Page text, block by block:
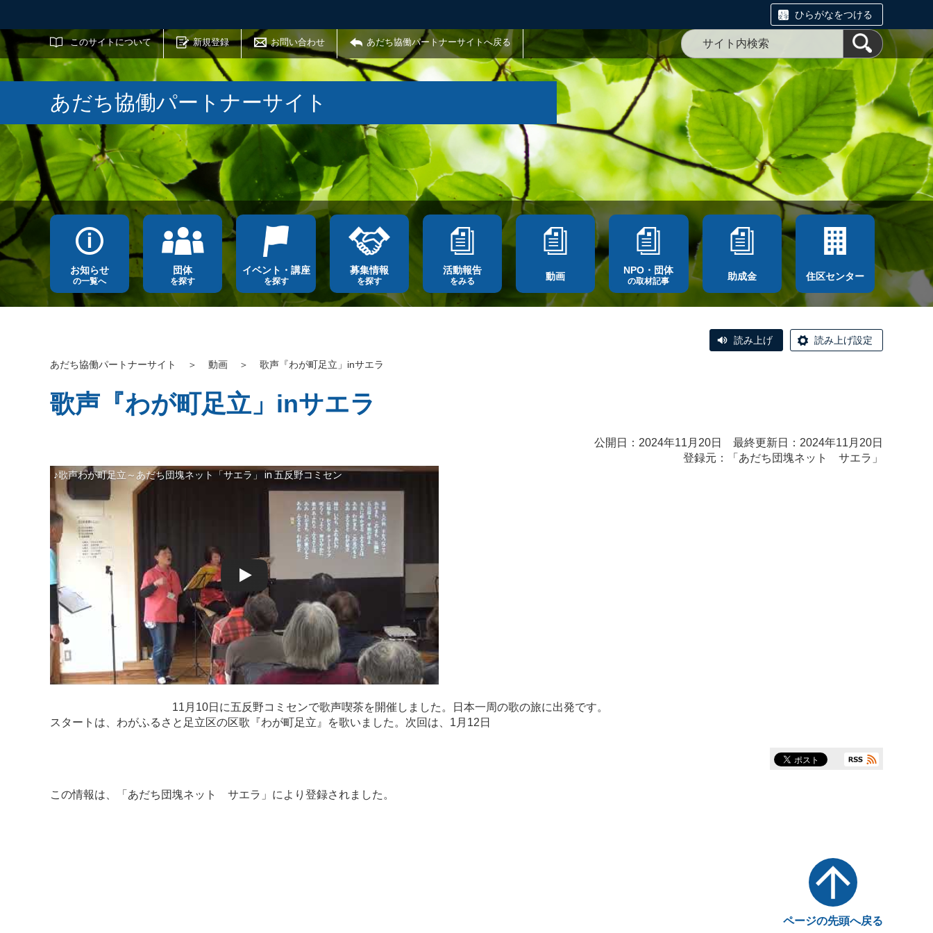
ひらがなをつける
このサイトについて 新規登録 お問い合わせ あだち協働パートナーサイトへ戻る
サイト内検索
あだち協働パートナーサイト
お知らせ
の一覧へ
団体
を探す
イベント・講座
を探す
募集情報
を探す
活動報告
をみる 動画
NPO・団体
の取材記事 助成金 住区センター
読み上げ 読み上げ設定
あだち協働パートナーサイト ＞ 動画 ＞ 歌声『わが町足立」inサエラ
歌声『わが町足立」inサエラ
公開日：2024年11月20日 最終更新日：2024年11月20日
登録元：「 あだち団塊ネット サエラ 」
11月10日に五反野コミセンで歌声喫茶を開催しました。日本一周の歌の旅に出発です。
スタートは、わがふるさと足立区の区歌『わが町足立』を歌いました。次回は、1月12日
この情報は、「 あだち団塊ネット サエラ 」により登録されました。
ページの先頭へ戻る